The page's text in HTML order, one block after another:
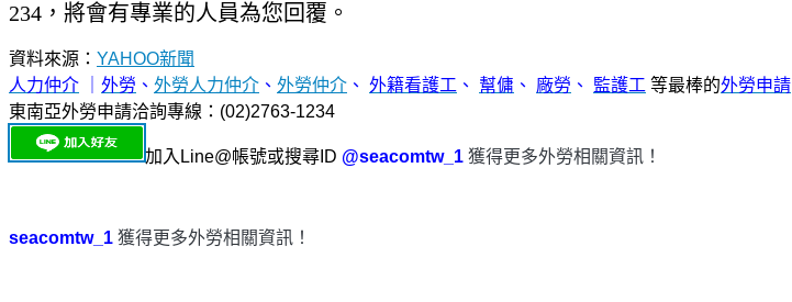
234，將會有專業的人員為您回覆。
資料來源： YAHOO新聞
人力仲介
外勞 、 外勞人力仲介 、 外勞仲介 、 外籍看護工 、 幫傭 、 廠勞 、 監護工 等最棒的外勞申請
東南亞外勞申請洽詢專線：(02)2763-1234
加入Line@帳號或搜尋ID @seacomtw_1 獲得更多外勞相關資訊！
seacomtw_1 獲得更多外勞相關資訊！